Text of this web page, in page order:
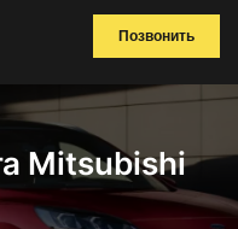
Позвонить
Mitsubishi